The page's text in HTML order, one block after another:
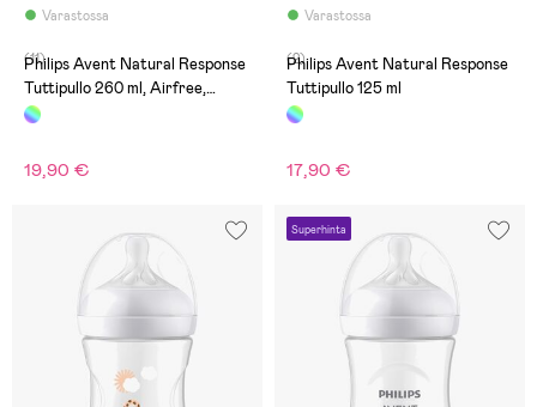
Varastossa
(11)
Philips Avent Natural Response
Tuttipullo 260 ml, Airfree,
Elefant Deco
19,90 €
Varastossa
(2)
Philips Avent Natural Response
Tuttipullo 125 ml
17,90 €
Superhinta